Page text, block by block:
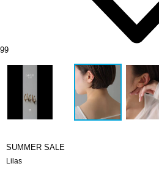
99
SUMMER SALE
Lilas